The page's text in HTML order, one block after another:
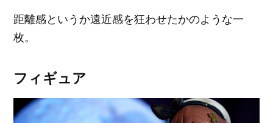
距離感というか遠近感を狂わせたかのような一
枚。
フィギュア